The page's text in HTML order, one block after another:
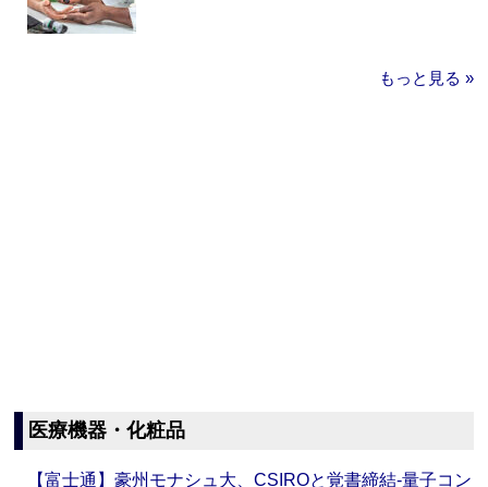
もっと見る »
医療機器・化粧品
【富士通】豪州モナシュ大、CSIROと覚書締結‐量子コン